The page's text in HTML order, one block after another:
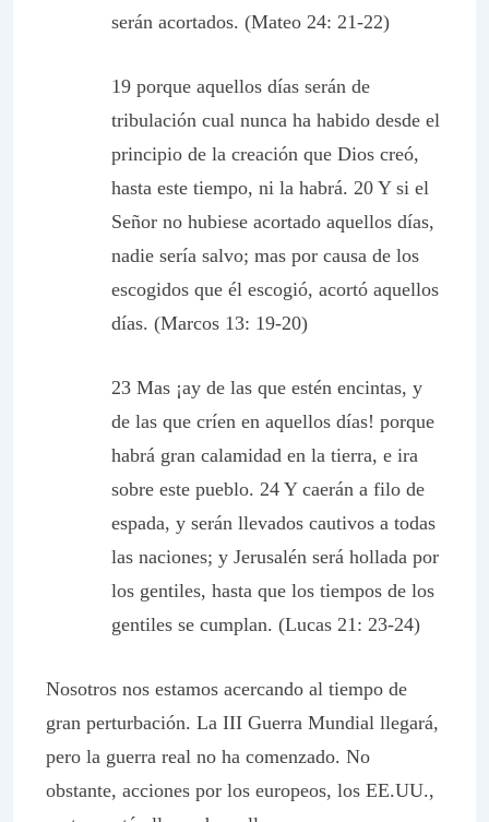
serán acortados. (Mateo 24: 21-22)
19 porque aquellos días serán de
tribulación cual nunca ha habido desde el
principio de la creación que Dios creó,
hasta este tiempo, ni la habrá. 20 Y si el
Señor no hubiese acortado aquellos días,
nadie sería salvo; mas por causa de los
escogidos que él escogió, acortó aquellos
días. (Marcos 13: 19-20)
23 Mas ¡ay de las que estén encintas, y
de las que críen en aquellos días! porque
habrá gran calamidad en la tierra, e ira
sobre este pueblo. 24 Y caerán a filo de
espada, y serán llevados cautivos a todas
las naciones; y Jerusalén será hollada por
los gentiles, hasta que los tiempos de los
gentiles se cumplan. (Lucas 21: 23-24)
Nosotros nos estamos acercando al tiempo de
gran perturbación. La III Guerra Mundial llegará,
pero la guerra real no ha comenzado. No
obstante, acciones por los europeos, los EE.UU.,